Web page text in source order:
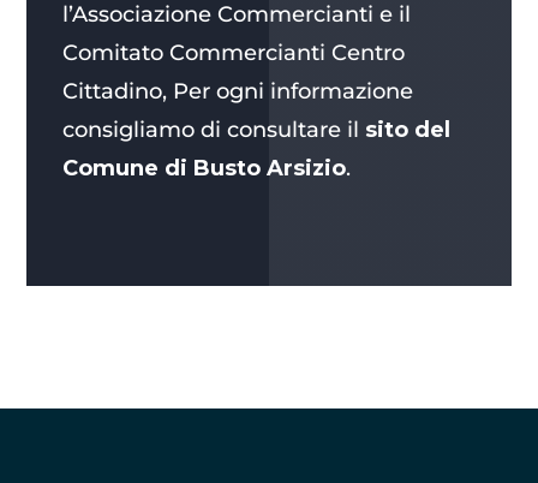
l’Associazione Commercianti e il
Comitato Commercianti Centro
Cittadino, Per ogni informazione
consigliamo di consultare il sito del
Comune di Busto Arsizio.